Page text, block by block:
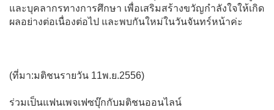
และบุคลากรทางการศึกษา เพื่อเสริมสร้างขวัญกำลังใจให้เกิด
ผลอย่างต่อเนื่องต่อไป และพบกันใหม่ในวันจันทร์หน้าค่ะ
(ที่มา:มติชนรายวัน 11พ.ย.2556)
ร่วมเป็นแฟนเพจเฟซบุ๊กกับมติชนออนไลน์